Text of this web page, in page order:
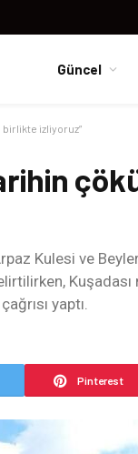
Güncel
birlikte izliyoruz”
Kulesi ve
yaptı.
Pinterest